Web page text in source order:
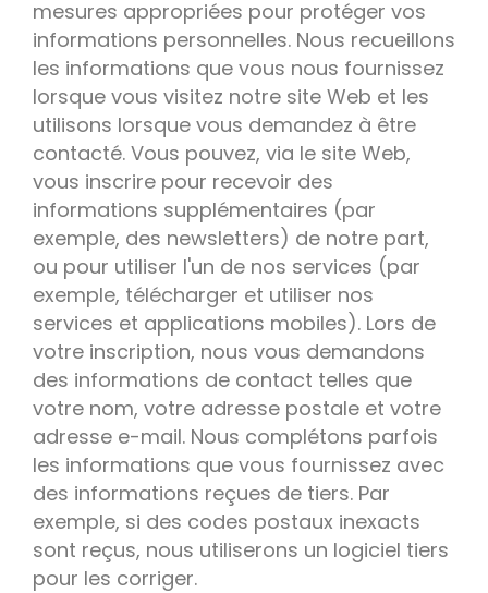
mesures appropriées pour protéger vos
informations personnelles. Nous recueillons
les informations que vous nous fournissez
lorsque vous visitez notre site Web et les
utilisons lorsque vous demandez à être
contacté. Vous pouvez, via le site Web,
vous inscrire pour recevoir des
informations supplémentaires (par
exemple, des newsletters) de notre part,
ou pour utiliser l'un de nos services (par
exemple, télécharger et utiliser nos
services et applications mobiles). Lors de
votre inscription, nous vous demandons
des informations de contact telles que
votre nom, votre adresse postale et votre
adresse e-mail. Nous complétons parfois
les informations que vous fournissez avec
des informations reçues de tiers. Par
exemple, si des codes postaux inexacts
sont reçus, nous utiliserons un logiciel tiers
pour les corriger.